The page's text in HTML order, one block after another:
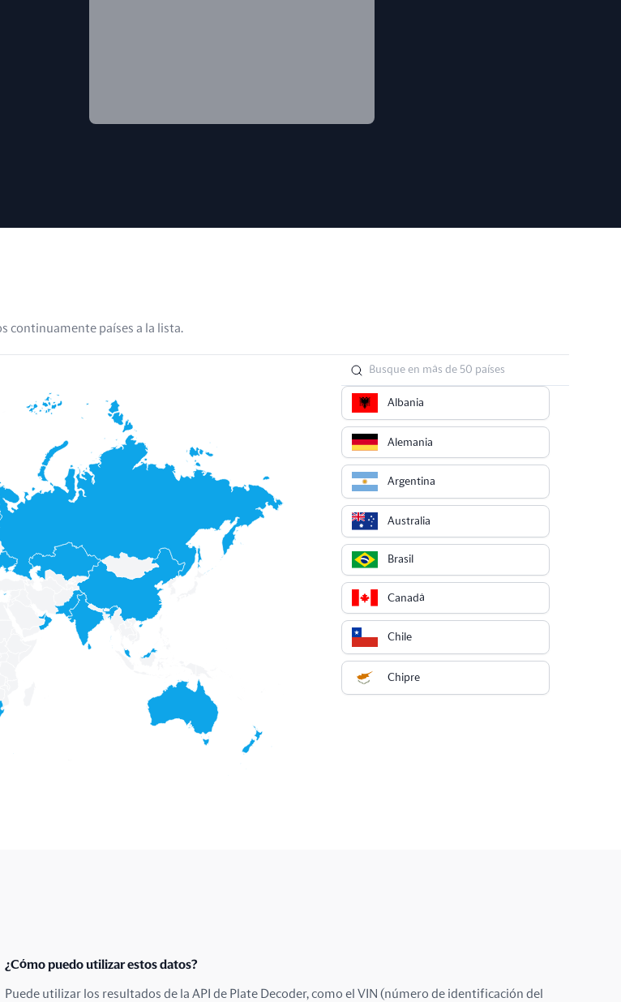
continuamente países a la lista.
Albania
Alemania
Argentina
Australia
Brasil
Canadá
Chile
Chipre
Eslovenia
¿Cómo puedo utilizar estos datos?
Puede utilizar los resultados de la API de Plate Decoder, como el VIN (número de identificación del